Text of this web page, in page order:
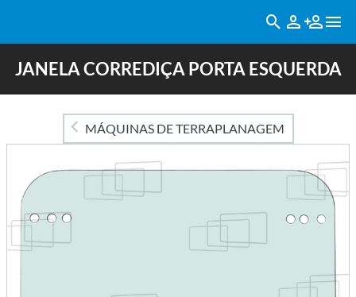
JANELA CORREDIÇA PORTA ESQUERDA
MÁQUINAS DE TERRAPLANAGEM